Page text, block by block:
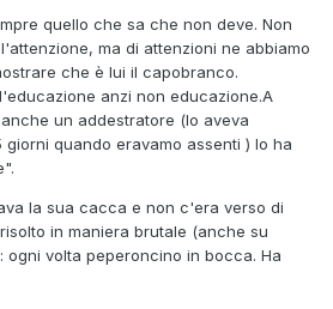
quello che sa che non deve. Non
ma di attenzioni ne abbiamo
che è lui il capobranco.
anzi non educazione.A
un addestratore (lo aveva
giorni quando eravamo assenti ) lo ha
la sua cacca e non c'era verso di
in maniera brutale (anche su
ogni volta peperoncino in bocca. Ha